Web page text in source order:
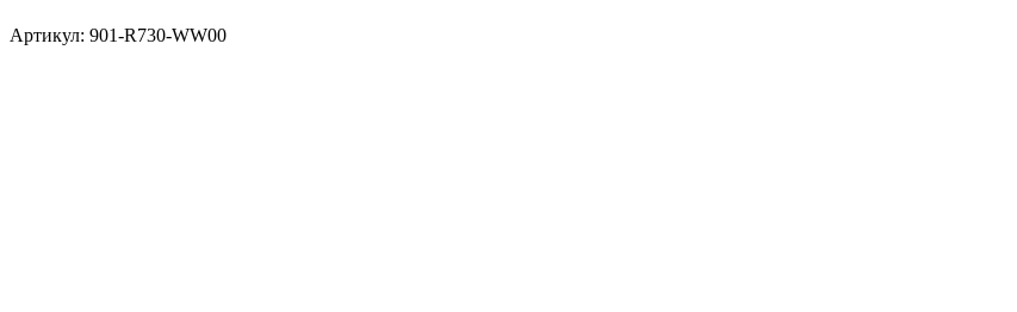
Артикул: 901-R730-WW00